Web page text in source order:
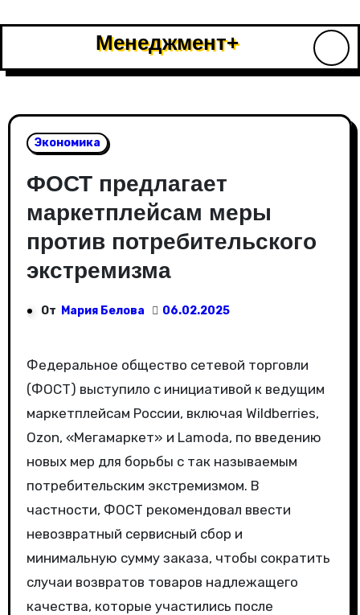
Менеджмент+
Экономика
ФОСТ предлагает
маркетплейсам меры
против потребительского
экстремизма
От Мария Белова 06.02.2025
Федеральное общество сетевой торговли
(ФОСТ) выступило с инициативой к ведущим
маркетплейсам России, включая Wildberries,
Ozon, «Мегамаркет» и Lamoda, по введению
новых мер для борьбы с так называемым
потребительским экстремизмом. В
частности, ФОСТ рекомендовал ввести
невозвратный сервисный сбор и
минимальную сумму заказа, чтобы сократить
случаи возвратов товаров надлежащего
качества, которые участились после